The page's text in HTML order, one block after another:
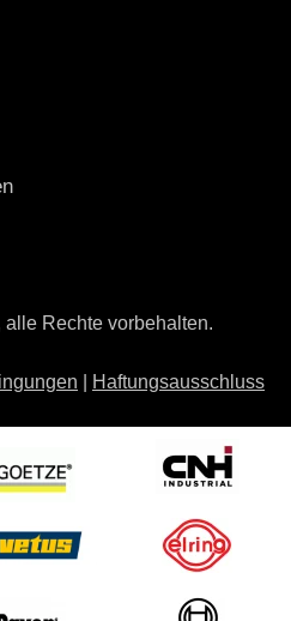
alle Rechte vorbehalten.
Haftungsausschluss